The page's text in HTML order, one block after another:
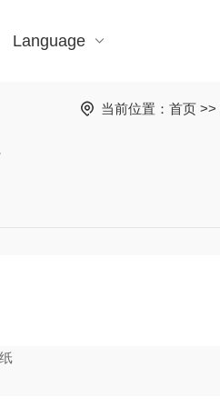
Language
当前位置： 首页 >>